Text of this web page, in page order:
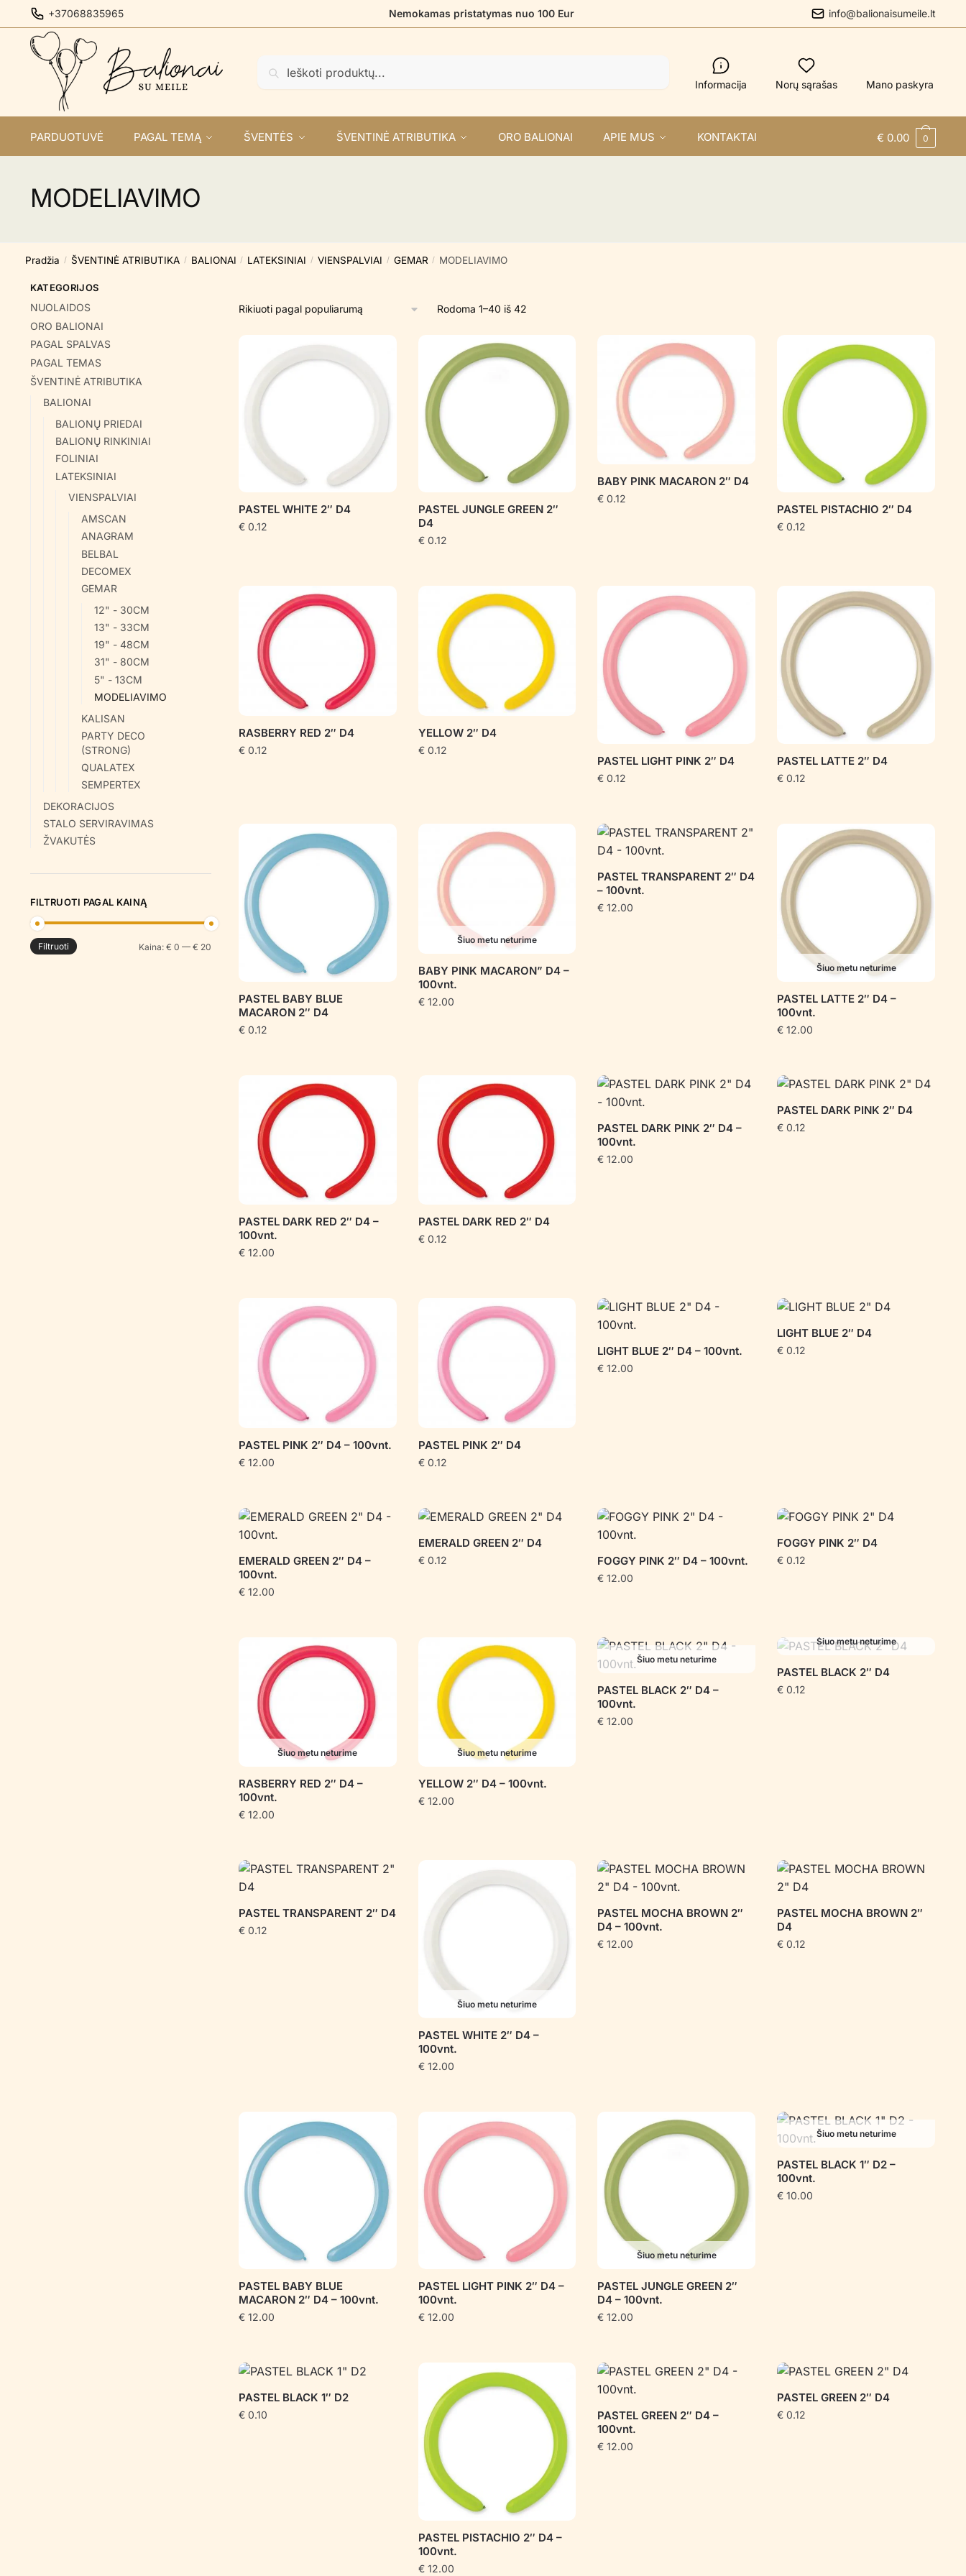
to
navigation
to
content
+37068835965 Nemokamas pristatymas nuo 100 Eur info@balionaisumeile.lt
Informacija Norų sąrašas Mano paskyra
PARDUOTUVĖ PAGAL TEMĄ ŠVENTĖS ŠVENTINĖ ATRIBUTIKA ORO BALIONAI APIE MUS KONTAKTAI € 0.00 0
MODELIAVIMO
Pradžia / ŠVENTINĖ ATRIBUTIKA / BALIONAI / LATEKSINIAI / VIENSPALVIAI / GEMAR / MODELIAVIMO
Rodoma 1–40 iš 42Rūšiuojama
populiarumą
PASTEL WHITE 2″ D4
€0.12
PASTEL JUNGLE GREEN 2″
D4
€0.12
BABY PINK MACARON 2″ D4
€ 0.12
PASTEL PISTACHIO 2″ D4
€ 0.12
RASBERRY RED 2″ D4
€0.12
YELLOW 2″ D4
€0.12
PASTEL LIGHT PINK 2″ D4
€ 0.12
PASTEL LATTE 2″ D4
€ 0.12
PASTEL BABY BLUE
MACARON 2″ D4
€0.12
Šiuo metu neturime
BABY PINK MACARON” D4 –
100vnt.
€12.00
PASTEL TRANSPARENT 2″ D4
– 100vnt.
€ 12.00
Šiuo metu neturime
PASTEL LATTE 2″ D4 –
100vnt.
€ 12.00
PASTEL DARK RED 2″ D4 –
100vnt.
€12.00
PASTEL DARK RED 2″ D4
€0.12
PASTEL DARK PINK 2″ D4 –
100vnt.
€ 12.00
PASTEL DARK PINK 2″ D4
€ 0.12
PASTEL PINK 2″ D4 – 100vnt.
€12.00
PASTEL PINK 2″ D4
€0.12
LIGHT BLUE 2″ D4 – 100vnt.
€ 12.00
LIGHT BLUE 2″ D4
€ 0.12
EMERALD GREEN 2″ D4 –
100vnt.
€12.00
EMERALD GREEN 2″ D4
€0.12 FOGGY PINK 2″ D4 – 100vnt.
€ 12.00
FOGGY PINK 2″ D4
€ 0.12
Šiuo metu neturime
RASBERRY RED 2″ D4 –
100vnt.
€12.00
Šiuo metu neturime
YELLOW 2″ D4 – 100vnt.
€12.00
Šiuo metu neturime
PASTEL BLACK 2″ D4 –
100vnt.
€ 12.00
Šiuo metu neturime
PASTEL BLACK 2″ D4
€ 0.12
PASTEL TRANSPARENT 2″ D4
€0.12
Šiuo metu neturime
PASTEL WHITE 2″ D4 –
100vnt.
€12.00
PASTEL MOCHA BROWN 2″
D4 – 100vnt.
€ 12.00
PASTEL MOCHA BROWN 2″
D4
€ 0.12
PASTEL BABY BLUE
MACARON 2″ D4 – 100vnt.
€12.00
PASTEL LIGHT PINK 2″ D4 –
100vnt.
€12.00
Šiuo metu neturime
PASTEL JUNGLE GREEN 2″
D4 – 100vnt.
€ 12.00
Šiuo metu neturime
PASTEL BLACK 1″ D2 –
100vnt.
€ 10.00
PASTEL BLACK 1″ D2
€0.10
PASTEL PISTACHIO 2″ D4 –
100vnt.
€12.00
PASTEL GREEN 2″ D4 –
100vnt.
€ 12.00
PASTEL GREEN 2″ D4
€ 0.12
KATEGORIJOS
NUOLAIDOS
ORO BALIONAI
PAGAL SPALVAS
PAGAL TEMAS
ŠVENTINĖ ATRIBUTIKA
BALIONAI
BALIONŲ PRIEDAI
BALIONŲ RINKINIAI
FOLINIAI
LATEKSINIAI
VIENSPALVIAI
AMSCAN
ANAGRAM
BELBAL
DECOMEX
GEMAR
12" - 30CM
13" - 33CM
19" - 48CM
31" - 80CM
5" - 13CM
MODELIAVIMO
KALISAN
PARTY DECO
(STRONG)
QUALATEX
SEMPERTEX
DEKORACIJOS
STALO SERVIRAVIMAS
ŽVAKUTĖS
FILTRUOTI PAGAL KAINĄ
Min
Maks
Filtruoti Kaina: € 0 — € 20